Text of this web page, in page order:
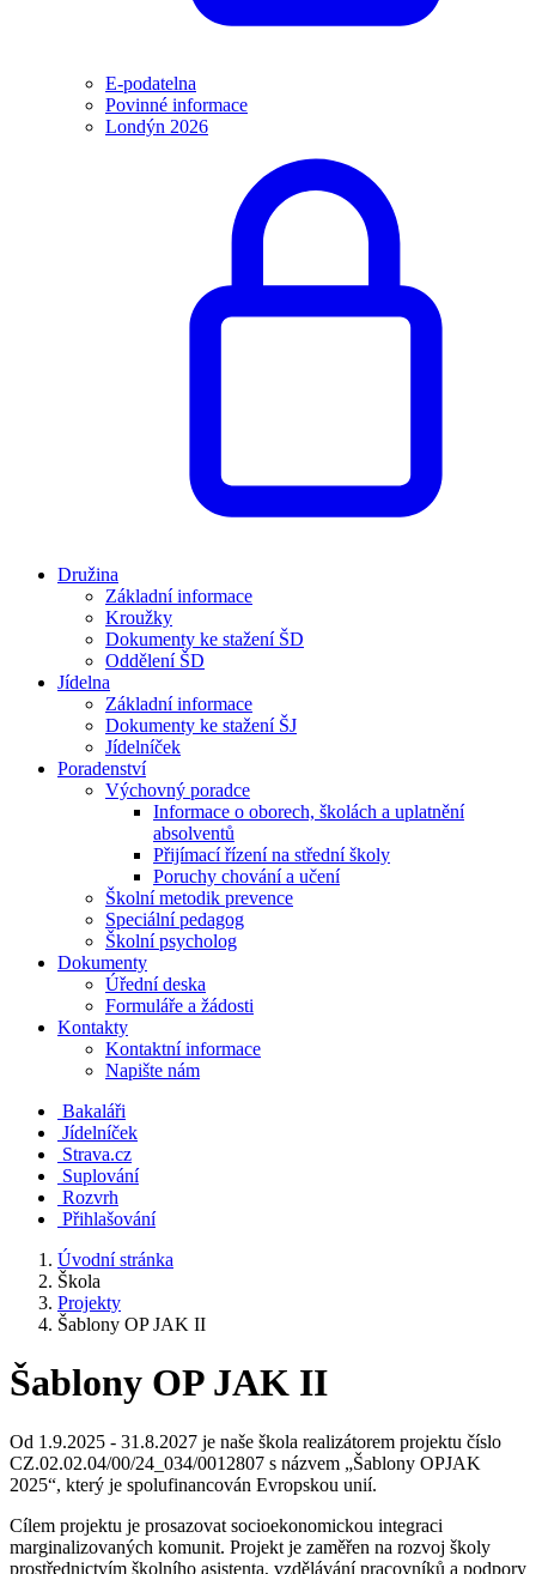
E-podatelna
Povinné informace
Londýn 2026
Družina
Základní informace
Kroužky
Dokumenty ke stažení ŠD
Oddělení ŠD
Jídelna
Základní informace
Dokumenty ke stažení ŠJ
Jídelníček
Poradenství
Výchovný poradce
Informace o oborech, školách a uplatnění
absolventů
Přijímací řízení na střední školy
Poruchy chování a učení
Školní metodik prevence
Speciální pedagog
Školní psycholog
Dokumenty
Úřední deska
Formuláře a žádosti
Kontakty
Kontaktní informace
Napište nám
Bakaláři
Jídelníček
Strava.cz
Suplování
Rozvrh
Přihlašování
Úvodní stránka
Škola
Projekty
Šablony OP JAK II
Šablony OP JAK II
Od 1.9.2025 - 31.8.2027 je naše škola realizátorem projektu číslo
CZ.02.02.04/00/24_034/0012807 s názvem „Šablony OPJAK
2025“, který je spolufinancován Evropskou unií.
Cílem projektu je prosazovat socioekonomickou integraci
marginalizovaných komunit. Projekt je zaměřen na rozvoj školy
prostřednictvím školního asistenta, vzdělávání pracovníků a podpory